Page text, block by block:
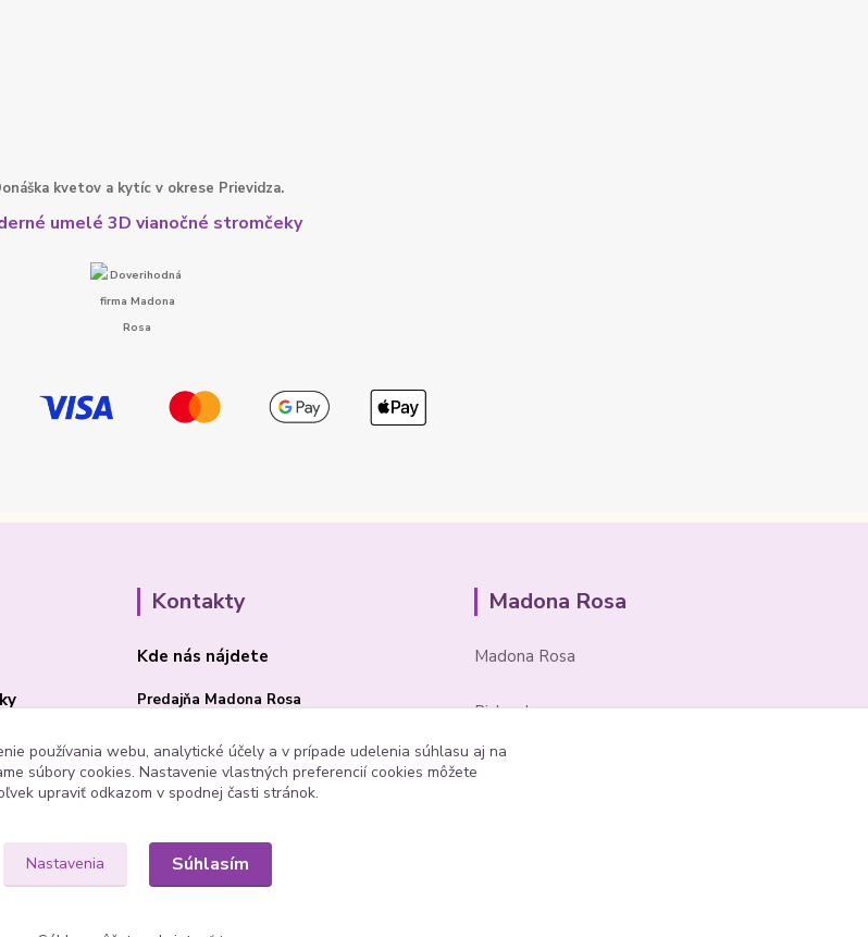
kvetov a kytíc v okrese Prievidza.
umelé 3D vianočné stromčeky
Kontakty
Kde nás nájdete
Predajňa Madona Rosa
PRIEVIDZA 97101
Madona Rosa
Madona Rosa
Richard
+421 905 276 211
používania webu, analytické účely a v prípade udelenia súhlasu aj na
súbory cookies. Nastavenie vlastných preferencií cookies môžete
upraviť odkazom v spodnej časti stránok.
Nastavenia Súhlasím